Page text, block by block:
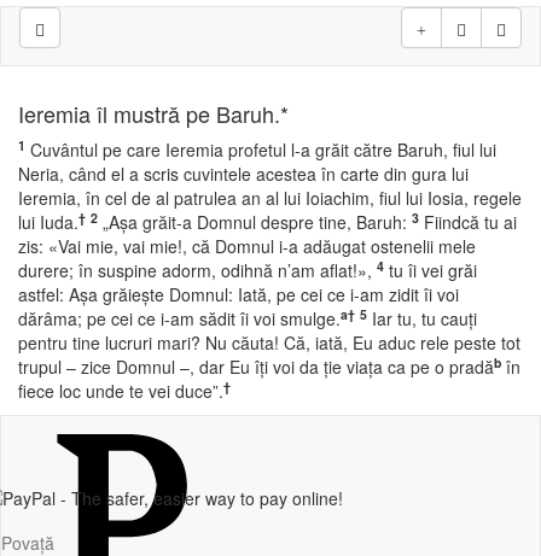
Ieremia îl mustră pe Baruh.*
1 Cuvântul pe care Ieremia profetul l-a grăit către Baruh, fiul lui
Neria, când el a scris cuvintele acestea în carte din gura lui
Ieremia, în cel de al patrulea an al lui Ioiachim, fiul lui Iosia, regele
lui Iuda.† 2 „Aşa grăit-a Domnul despre tine, Baruh: 3 Fiindcă tu ai
zis: «Vai mie, vai mie!, că Domnul i-a adăugat ostenelii mele
durere; în suspine adorm, odihnă n’am aflat!», 4 tu îi vei grăi
astfel: Aşa grăieşte Domnul: Iată, pe cei ce i-am zidit îi voi
dărâma; pe cei ce i-am sădit îi voi smulge.a† 5 Iar tu, tu cauţi
pentru tine lucruri mari? Nu căuta! Că, iată, Eu aduc rele peste tot
trupul – zice Domnul –, dar Eu îţi voi da ţie viaţa ca pe o pradăb în
fiece loc unde te vei duce”.†
Povață